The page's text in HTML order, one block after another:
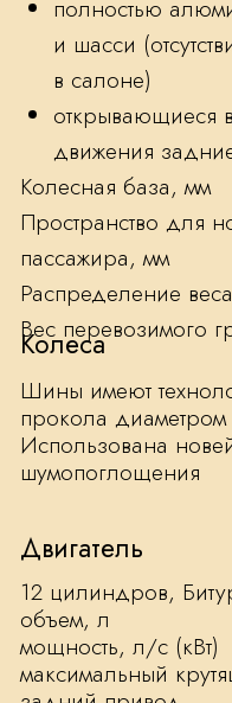
Городской цикл, л/100 км
Загородный цикл, л/100 км
Смешанный цикл, л/100 км
Расход топлива
Продажа
в
Предоставляем
Rolls-Royce
официального дилера
в кредит или
привлекательной
того, приобрести
системе «трейд-ин» на
условиях.
Уточнить технические
наличие и цены на Rolls-
программ или
профессиональную
другим интересующим
всегда сможете у
продаж нашего